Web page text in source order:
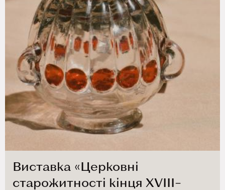
Виставка «Церковні
старожитності кінця ХVІІІ–